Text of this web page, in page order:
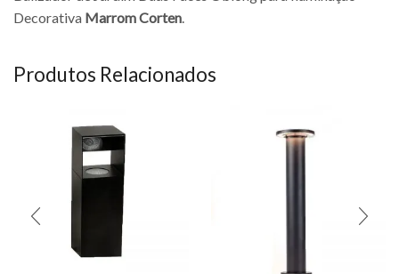
Decorativa Marrom Corten.
Produtos Relacionados